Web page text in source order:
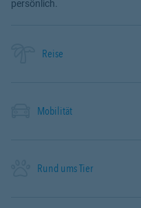
persönlich.
Reise
Mobilität
Rund ums Tier